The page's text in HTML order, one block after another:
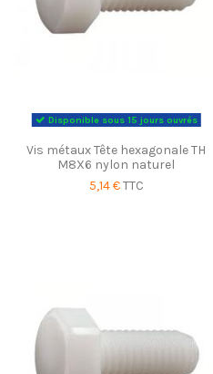
Disponible sous 15 jours ouvrés
Vis métaux Tête hexagonale TH
M8X6 nylon naturel
5,14 €TTC